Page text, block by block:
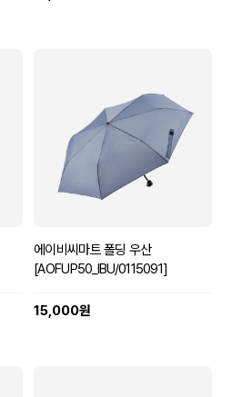
에이비씨마트 폴딩 우산
[AOFUP50_IBU/0115091]
15,000원